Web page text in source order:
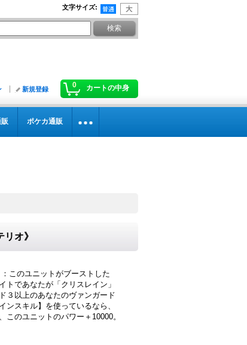
文字サイズ:
0 カートの中身
新規登録
販 ポケカ通販
オ》
：このユニットがブーストした
トであなたが「クリスレイン」
３以上のあなたのヴァンガード
ンスキル】を使っているなら、
このユニットのパワー＋10000。